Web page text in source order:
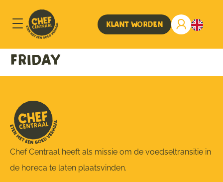
Klant worden
Friday
Chef Centraal heeft als missie om de voedseltransitie in
de horeca te laten plaatsvinden.